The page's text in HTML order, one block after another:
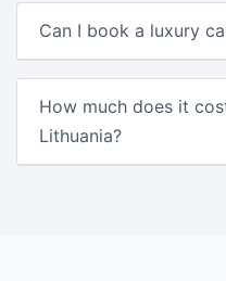
Can I book a luxury
How much does it
Lithuania?